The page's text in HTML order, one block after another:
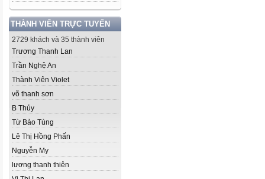
THÀNH VIÊN TRỰC TUYẾN
2729 khách và 35 thành viên
Trương Thanh Lan
Trần Nghệ An
Thành Viên Violet
võ thanh sơn
B Thủy
Từ Bảo Tùng
Lê Thị Hồng Phấn
Nguyễn My
lương thanh thiên